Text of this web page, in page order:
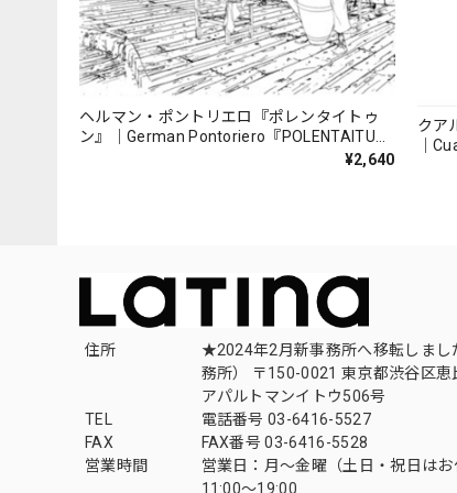
ヘルマン・ポントリエロ『ポレンタイトゥ
ン』｜German Pontoriero『POLENTAITUM
¥2,640
クア
｜
住所
★2024年2月新事務所へ移転しまし
務所） 〒150-0021 東京都渋谷区
アパルトマンイトウ506号
TEL
電話番号 03-6416-5527
FAX
FAX番号 03-6416-5528
営業時間
営業日：月〜金曜（土日・祝日はお
11:00〜19:00